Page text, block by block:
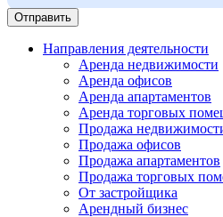
Отправить
Направления деятельности
Аренда недвижимости
Аренда офисов
Аренда апартаментов
Аренда торговых
Продажа
Продажа офисов
Продажа апартаментов
Продажа торговых
От застройщика
Арендный бизнес